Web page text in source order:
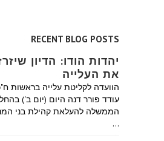
RECENT BLOG POSTS
יהדות הודו: הדיון
את העלייה
הוועדה לקליטת עלייה בראשות
עודד פורר דנה היום (יום ב')
הממשלה להעלאת קהילת בני
…